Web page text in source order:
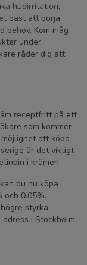
hudirritation,
bäst att börja
behov. Kom ihåg
under
råder dig att
receptfritt på ett
som kommer
att köpa
är det viktigt
i krämen.
du nu köpa
och 0.05%.
styrka
i Stockholm,